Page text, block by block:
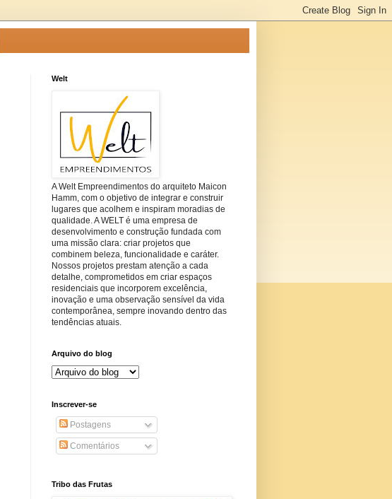
Welt
A Welt Empreendimentos do arquiteto Maicon
Hamm, com o objetivo de integrar e construir
lugares que acolhem e inspiram moradias de
qualidade. A WELT é uma empresa de
desenvolvimento e construção fundada com
uma missão clara: criar projetos que
combinem beleza, funcionalidade e caráter.
Nossos projetos prestam atenção a cada
detalhe, comprometidos em criar espaços
residenciais que incorporem excelência,
inovação e uma observação sensível da vida
contemporânea, sempre inovando dentro das
tendências atuais.
Arquivo do blog
Inscrever-se
Postagens
Comentários
Tribo das Frutas